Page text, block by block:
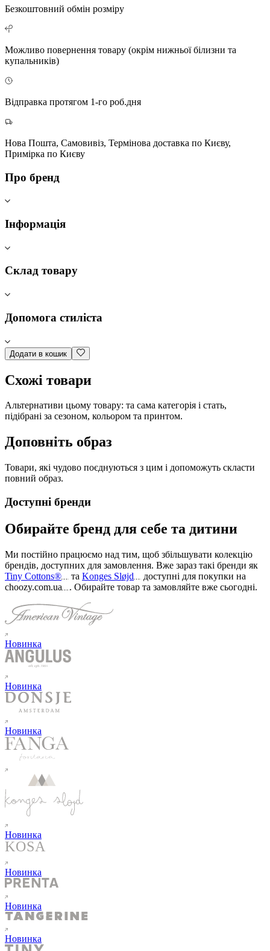
Безкоштовний обмін розміру
Можливо повернення товару (окрім нижньої білизни та
купальників)
Відправка протягом 1-го роб.дня
Нова Пошта, Самовивіз, Термінова доставка по Києву,
Примірка по Києву
Про бренд
Інформація
Склад товару
Допомога стиліста
Додати в кошик
Схожі товари
Альтернативи цьому товару: та сама категорія і стать,
підібрані за сезоном, кольором та принтом.
Доповніть образ
Товари, які чудово поєднуються з цим і допоможуть скласти
повний образ.
Доступні бренди
Обирайте бренд для себе та дитини
Ми постійно працюємо над тим, щоб збільшувати колекцію
брендів, доступних для замовлення. Вже зараз такі бренди як
Tiny Cottons®
та Konges Sløjd
доступні для покупки на
choozy.com.ua
. Обирайте товар та замовляйте вже сьогодні.
Новинка
Новинка
Новинка
Новинка
Новинка
Новинка
Новинка